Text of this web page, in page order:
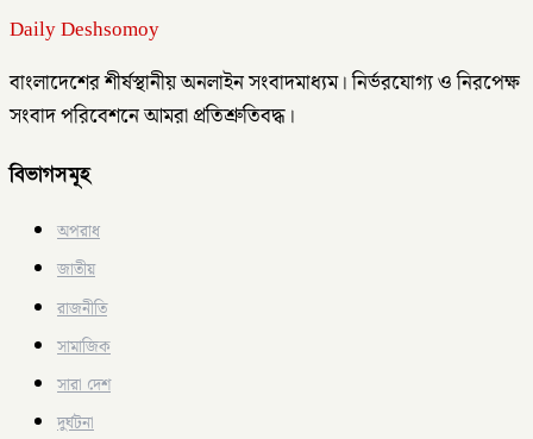
Daily Deshsomoy
বাংলাদেশের শীর্ষস্থানীয় অনলাইন সংবাদমাধ্যম। নির্ভরযোগ্য ও নিরপেক্ষ
সংবাদ পরিবেশনে আমরা প্রতিশ্রুতিবদ্ধ।
বিভাগসমূহ
অপরাধ
জাতীয়
রাজনীতি
সামাজিক
সারা দেশ
দুর্ঘটনা